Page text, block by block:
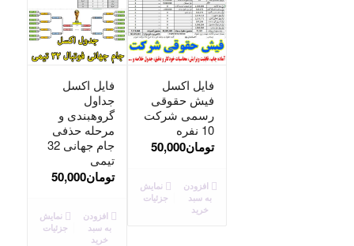
صعودی
کلیک
کنید
فایل اکسل
جداول
گروهبندی و
مرحله حذفی
جام جهانی 32
تیمی
تومان50,000
افزودن
به سبد
خرید
نمایش
جزئیات
فایل اکسل
فیش حقوقی
رسمی شرکت
10 نفره
تومان50,000
افزودن
به سبد
خرید
نمایش
جزئیات